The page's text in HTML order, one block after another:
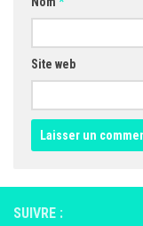
Site web
SUIVRE :